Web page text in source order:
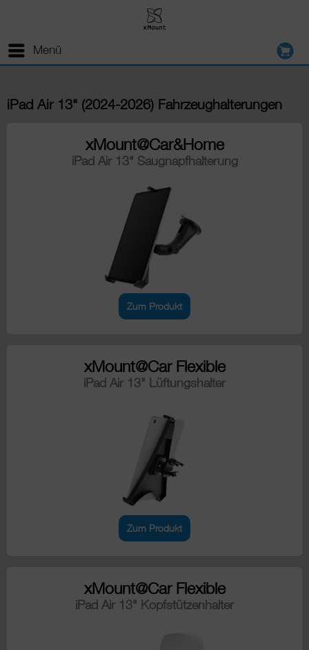
Menü
iPad Air 13" (2024-2026) Fahrzeughalterungen
xMount@Car&Home
iPad Air 13" Saugnapfhalterung
Zum Produkt
xMount@Car Flexible
iPad Air 13" Lüftungshalter
Zum Produkt
xMount@Car Flexible
iPad Air 13" Kopfstützenhalter